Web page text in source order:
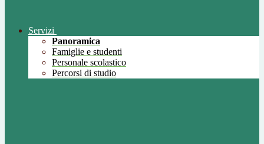
Servizi
Panoramica
Famiglie e studenti
Personale scolastico
Percorsi di studio